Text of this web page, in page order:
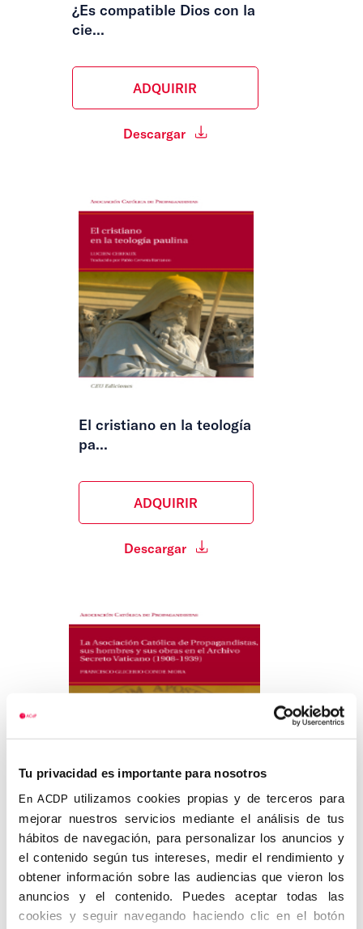
Tu privacidad es importante para nosotros
En ACDP utilizamos cookies propias y de terceros para
mejorar nuestros servicios mediante el análisis de tus
hábitos de navegación, para personalizar los anuncios y
el contenido según tus intereses, medir el rendimiento y
obtener información sobre las audiencias que vieron los
anuncios y el contenido. Puedes aceptar todas las
cookies y seguir navegando haciendo clic en el botón
¿Es compatible Dios con la
cie...
ADQUIRIR
Descargar
El cristiano en la teología
pa...
ADQUIRIR
Descargar
La Asociación Católica de
Prop...
ADQUIRIR